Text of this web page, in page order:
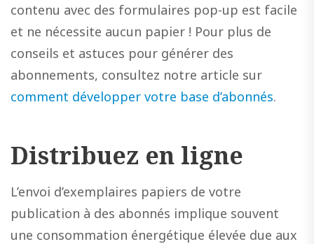
contenu avec des formulaires pop-up est facile
et ne nécessite aucun papier ! Pour plus de
conseils et astuces pour générer des
abonnements, consultez notre article sur
comment développer votre base d’abonnés.
Distribuez en ligne
L’envoi d’exemplaires papiers de votre
publication à des abonnés implique souvent
une consommation énergétique élevée due aux